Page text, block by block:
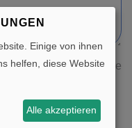
gelesen und akzeptiere
Einige von ihnen
helfen, diese Website
Alle akzeptieren